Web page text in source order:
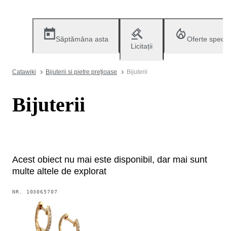
Săptămâna asta
Licitații
Oferte
Catawiki Bijuterii si pietre prețioase Bijuterii
Bijuterii
Acest obiect nu mai este disponibil, dar mai sunt
multe altele de explorat
NR. 103065707